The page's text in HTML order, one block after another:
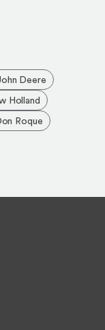
Deere
Holland
Roque